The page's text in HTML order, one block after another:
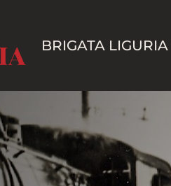
BRIGATA LIGURIA